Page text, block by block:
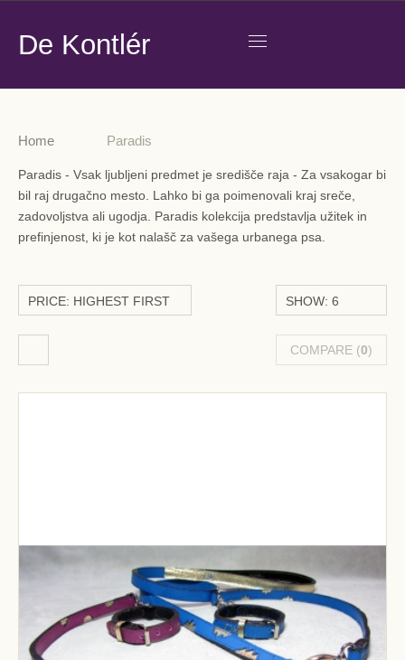
De Kontlér
Home Paradis
Paradis - Vsak ljubljeni predmet je središče raja - Za vsakogar bi
bil raj drugačno mesto. Lahko bi ga poimenovali kraj sreče,
zadovoljstva ali ugodja. Paradis kolekcija predstavlja užitek in
prefinjenost, ki je kot nalašč za vašega urbanega psa.
PRICE: HIGHEST FIRST SHOW: 6
COMPARE (0)